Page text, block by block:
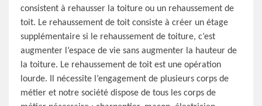
consistent à rehausser la toiture ou un rehaussement de
toit. Le rehaussement de toit consiste à créer un étage
supplémentaire si le rehaussement de toiture, c’est
augmenter l’espace de vie sans augmenter la hauteur de
la toiture. Le rehaussement de toit est une opération
lourde. Il nécessite l’engagement de plusieurs corps de
métier et notre société dispose de tous les corps de